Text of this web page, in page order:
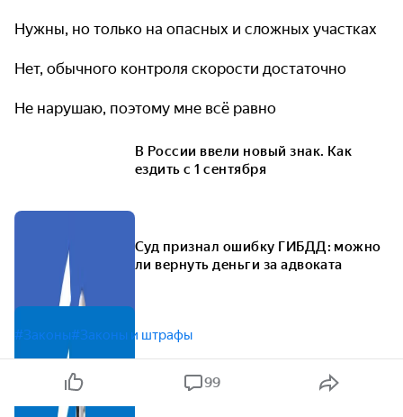
Нужны, но только на опасных и сложных участках
Нет, обычного контроля скорости достаточно
Не нарушаю, поэтому мне всё равно
В России ввели новый знак. Как
ездить с 1 сентября
Суд признал ошибку ГИБДД: можно
ли вернуть деньги за адвоката
#Законы#Законы и штрафы
99